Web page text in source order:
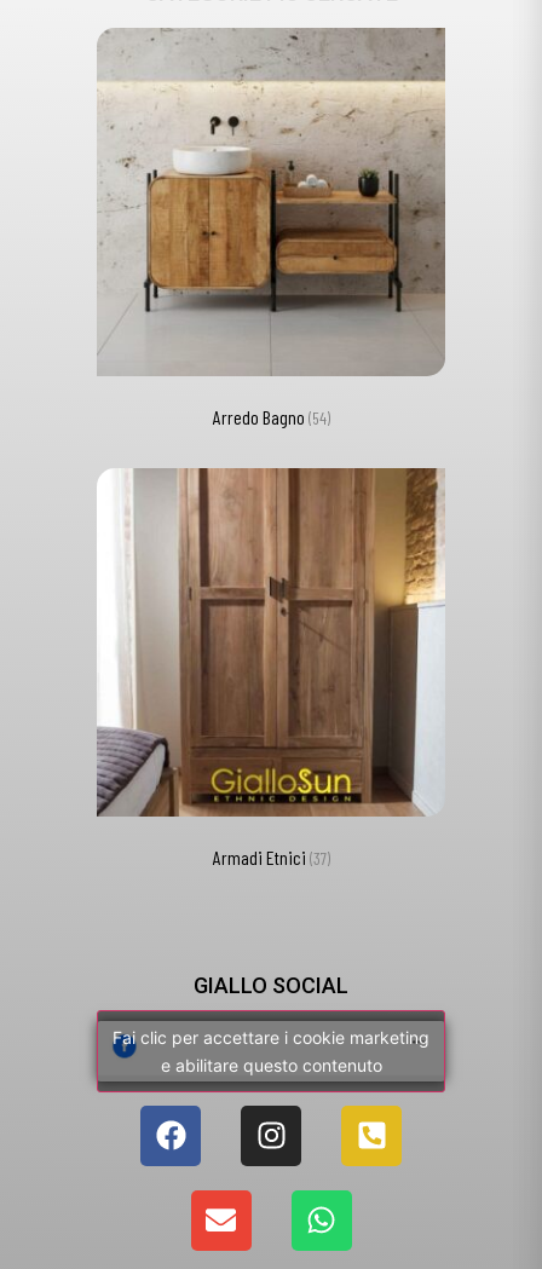
Arredo Bagno (54)
Armadi Etnici (37)
GIALLO SOCIAL
Fai clic per accettare i cookie marketing
e abilitare questo contenuto